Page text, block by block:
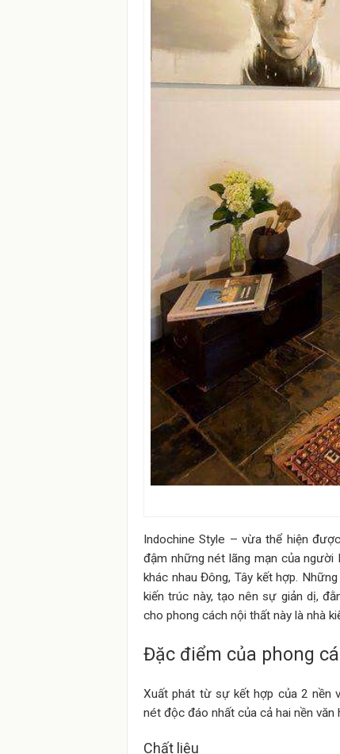
Indochine Style – vừa thể hiện
đậm những nét lãng mạn của người
khác nhau Đông, Tây kết hợp.
kiến trúc này, tạo nên sự giản dị,
cho phong cách nội thất này là nhà
Đặc điểm của phong
Xuất phát từ sự kết hợp của 2 nền
nét độc đáo nhất của cả hai nền văn
Chất liệu